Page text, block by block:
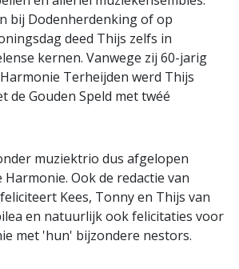
bij Dodenherdenking of op
deed Thijs zelfs in
kernen. Vanwege zij 60-jarig
Terheijden werd Thijs
de Gouden Speld met twéé
muziektrio dus afgelopen
Harmonie. Ook de redactie van
Kees, Tonny en Thijs van
en natuurlijk ook felicitaties voor
met 'hun' bijzondere nestors.